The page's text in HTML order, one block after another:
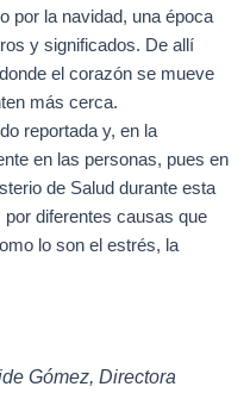
por la navidad, una época
y significados. De allí
el corazón se mueve
más cerca.
reportada y, en la
en las personas, pues en
de Salud durante esta
diferentes causas que
lo son el estrés, la
Gómez, Directora